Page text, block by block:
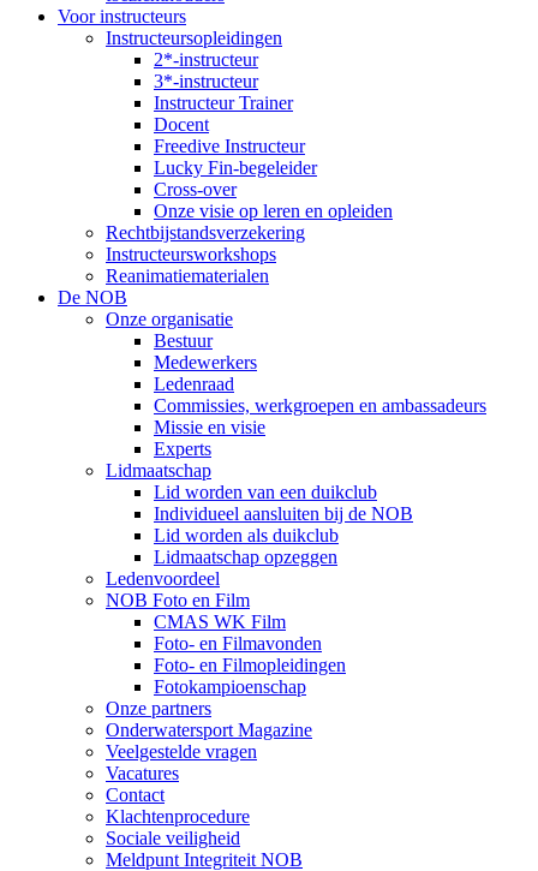
Voor instructeurs
Instructeursopleidingen
2*-instructeur
3*-instructeur
Instructeur Trainer
Docent
Freedive Instructeur
Lucky Fin-begeleider
Cross-over
Onze visie op leren en opleiden
Rechtbijstandsverzekering
Instructeursworkshops
Reanimatiematerialen
De NOB
Onze organisatie
Bestuur
Medewerkers
Ledenraad
Commissies, werkgroepen en ambassadeurs
Missie en visie
Experts
Lidmaatschap
Lid worden van een duikclub
Individueel aansluiten bij de NOB
Lid worden als duikclub
Lidmaatschap opzeggen
Ledenvoordeel
NOB Foto en Film
CMAS WK Film
Foto- en Filmavonden
Foto- en Filmopleidingen
Fotokampioenschap
Onze partners
Onderwatersport Magazine
Veelgestelde vragen
Vacatures
Contact
Klachtenprocedure
Sociale veiligheid
Meldpunt Integriteit NOB